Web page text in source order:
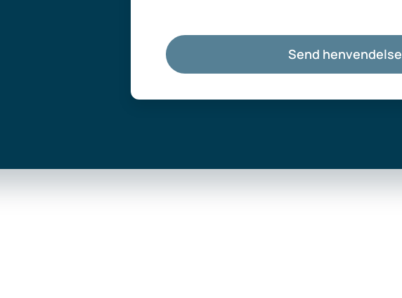
Send henvendelse